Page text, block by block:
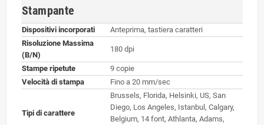
Stampante
Dispositivi incorporati
Anteprima, tastiera caratteri
Risoluzione Massima
(B/N)
180 dpi
Stampe ripetute
9 copie
Velocità di stampa
Fino a 20 mm/sec
Tipi di carattere
Brussels, Florida, Helsinki, US, San
Diego, Los Angeles, Istanbul, Calgary,
Belgium, 14 font, Athlanta, Adams,